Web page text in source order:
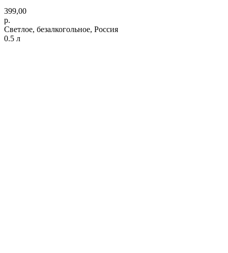
399,00
р.
Светлое, безалкогольное, Россия
0.5 л